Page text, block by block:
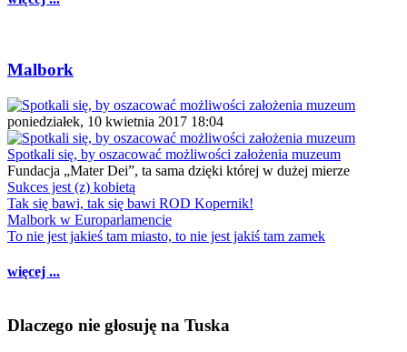
Malbork
poniedziałek, 10 kwietnia 2017 18:04
Spotkali się, by oszacować możliwości założenia muzeum
Fundacja „Mater Dei”, ta sama dzięki której w dużej mierze
Sukces jest (z) kobietą
Tak się bawi, tak się bawi ROD Kopernik!
Malbork w Europarlamencie
To nie jest jakieś tam miasto, to nie jest jakiś tam zamek
więcej ...
Dlaczego nie głosuję na Tuska